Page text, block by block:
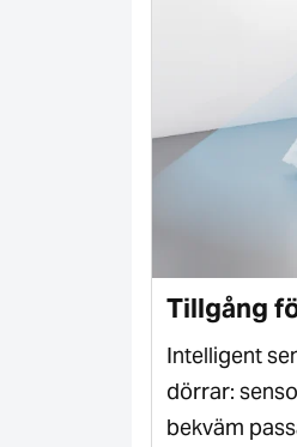
Tillgång
Intelligent
dörrar:
bekväm